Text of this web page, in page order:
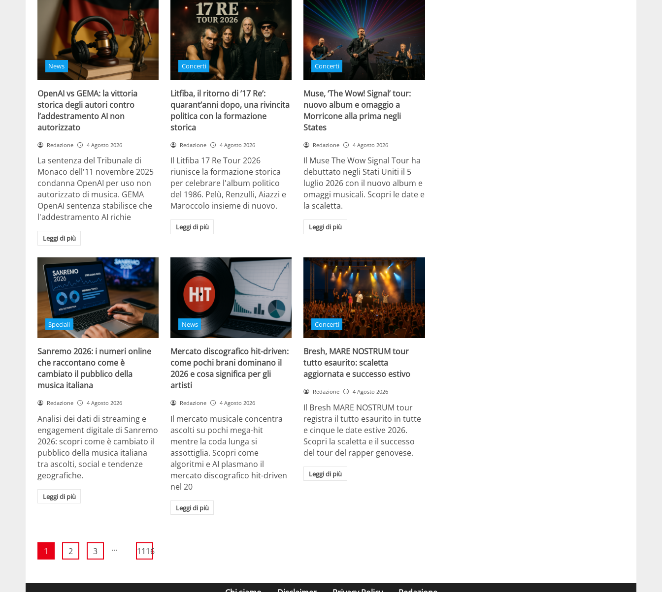
News
OpenAI vs GEMA: la vittoria
storica degli autori contro
l’addestramento AI non
autorizzato
Redazione 4 Agosto 2026
La sentenza del Tribunale di
Monaco dell'11 novembre 2025
condanna OpenAI per uso non
autorizzato di musica. GEMA
OpenAI sentenza stabilisce che
l'addestramento AI richie
Leggi di più
Concerti
Litfiba, il ritorno di ’17 Re’:
quarant’anni dopo, una rivincita
politica con la formazione
storica
Redazione 4 Agosto 2026
Il Litfiba 17 Re Tour 2026
riunisce la formazione storica
per celebrare l'album politico
del 1986. Pelù, Renzulli, Aiazzi e
Maroccolo insieme di nuovo.
Leggi di più
Concerti
Muse, ‘The Wow! Signal’ tour:
nuovo album e omaggio a
Morricone alla prima negli
States
Redazione 4 Agosto 2026
Il Muse The Wow Signal Tour ha
debuttato negli Stati Uniti il 5
luglio 2026 con il nuovo album e
omaggi musicali. Scopri le date e
la scaletta.
Leggi di più
Speciali
Sanremo 2026: i numeri online
che raccontano come è
cambiato il pubblico della
musica italiana
Redazione 4 Agosto 2026
Analisi dei dati di streaming e
engagement digitale di Sanremo
2026: scopri come è cambiato il
pubblico della musica italiana
tra ascolti, social e tendenze
geografiche.
Leggi di più
News
Mercato discografico hit-driven:
come pochi brani dominano il
2026 e cosa significa per gli
artisti
Redazione 4 Agosto 2026
Il mercato musicale concentra
ascolti su pochi mega-hit
mentre la coda lunga si
assottiglia. Scopri come
algoritmi e AI plasmano il
mercato discografico hit-driven
nel 20
Leggi di più
Concerti
Bresh, MARE NOSTRUM tour
tutto esaurito: scaletta
aggiornata e successo estivo
Redazione 4 Agosto 2026
Il Bresh MARE NOSTRUM tour
registra il tutto esaurito in tutte
e cinque le date estive 2026.
Scopri la scaletta e il successo
del tour del rapper genovese.
Leggi di più
1 2 3 ... 1116